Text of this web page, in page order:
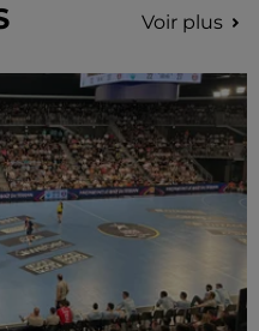
Voir plus